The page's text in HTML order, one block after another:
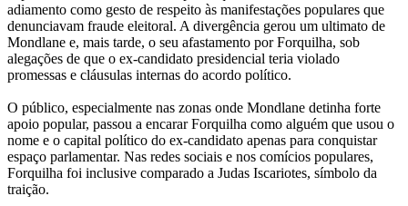
adiamento como gesto de respeito às manifestações populares que
denunciavam fraude eleitoral. A divergência gerou um ultimato de
Mondlane e, mais tarde, o seu afastamento por Forquilha, sob
alegações de que o ex-candidato presidencial teria violado
promessas e cláusulas internas do acordo político.
O público, especialmente nas zonas onde Mondlane detinha forte
apoio popular, passou a encarar Forquilha como alguém que usou o
nome e o capital político do ex-candidato apenas para conquistar
espaço parlamentar. Nas redes sociais e nos comícios populares,
Forquilha foi inclusive comparado a Judas Iscariotes, símbolo da
traição.